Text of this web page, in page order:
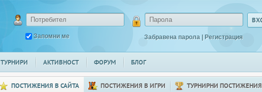
Запомни ме Забравена парола | Регистрация
ТУРНИРИ АКТИВНОСТ ФОРУМ БЛОГ
ПОСТИЖЕНИЯ В САЙТА ПОСТИЖЕНИЯ В ИГРИ ТУРНИРНИ ПОСТИЖЕНИЯ